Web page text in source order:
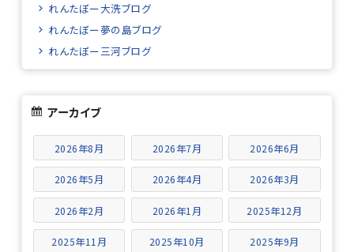
れんたぼー大洗ブログ
れんたぼー夢の島ブログ
れんたぼー三河ブログ
アーカイブ
2026年8月 2026年7月 2026年6月
2026年5月 2026年4月 2026年3月
2026年2月 2026年1月 2025年12月
2025年11月 2025年10月 2025年9月